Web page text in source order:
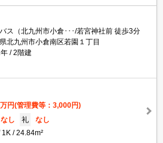
ス（北九州市小倉･･･/若宮神社前 徒歩3分
北九州市小倉南区若園１丁目
2階建
万円(管理費等：3,000円)
なし 礼
なし
1K 24.84m²